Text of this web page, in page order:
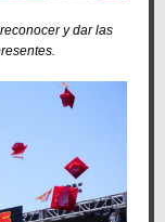
y dar las